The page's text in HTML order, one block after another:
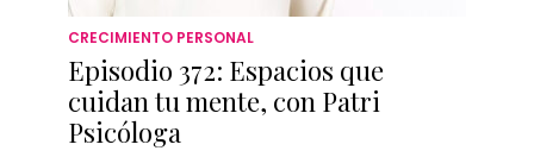
CRECIMIENTO PERSONAL
Episodio 372: Espacios que
cuidan tu mente, con Patri
Psicóloga